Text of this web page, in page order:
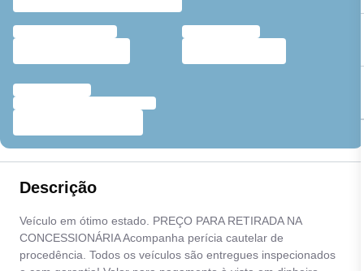
Descrição
Veículo em ótimo estado. PREÇO PARA RETIRADA NA
CONCESSIONÁRIA Acompanha perícia cautelar de
procedência. Todos os veículos são entregues inspecionados